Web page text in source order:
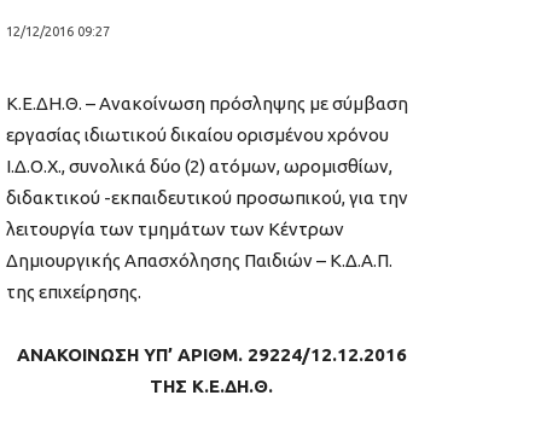
12/12/2016 09:27
Κ.Ε.ΔΗ.Θ. – Ανακοίνωση πρόσληψης με σύμβαση
εργασίας ιδιωτικού δικαίου ορισμένου χρόνου
Ι.Δ.Ο.Χ., συνολικά δύο (2) ατόμων, ωρομισθίων,
διδακτικού -εκπαιδευτικού προσωπικού, για την
λειτουργία των τμημάτων των Κέντρων
Δημιουργικής Απασχόλησης Παιδιών – Κ.Δ.Α.Π.
της επιχείρησης.
ΑΝΑΚΟΙΝΩΣΗ ΥΠ’ ΑΡΙΘΜ. 29224/12.12.2016
ΤΗΣ Κ.Ε.ΔΗ.Θ.